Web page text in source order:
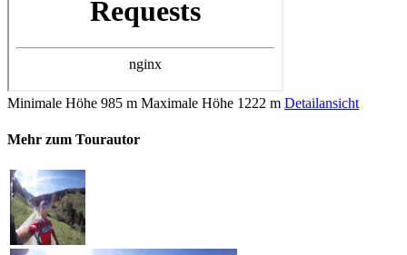
Minimale Höhe 985 m Maximale Höhe 1222 m Detailansicht
Mehr zum Tourautor